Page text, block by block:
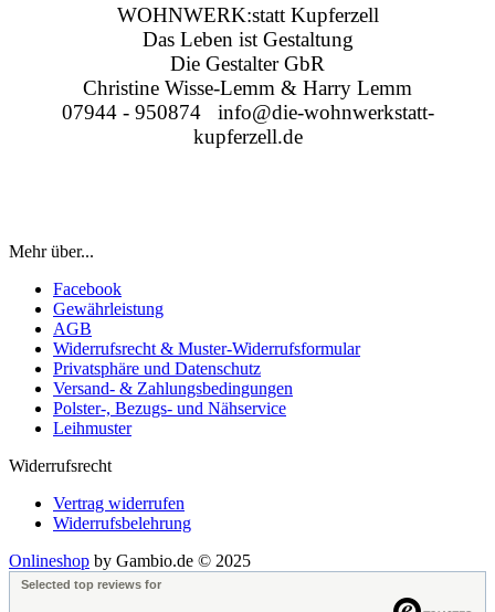
WOHNWERK:statt Kupferzell
Das Leben ist Gestaltung
Die Gestalter GbR
Christine Wisse-Lemm & Harry Lemm
07944 - 950874 info@die-wohnwerkstatt-
kupferzell.de
Mehr über...
Facebook
Gewährleistung
AGB
Widerrufsrecht & Muster-Widerrufsformular
Privatsphäre und Datenschutz
Versand- & Zahlungsbedingungen
Polster-, Bezugs- und Nähservice
Leihmuster
Widerrufsrecht
Vertrag widerrufen
Widerrufsbelehrung
Onlineshop by Gambio.de © 2025
Selected top reviews for